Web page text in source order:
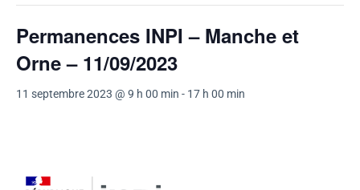
Permanences INPI – Manche et
Orne – 11/09/2023
11 septembre 2023 @ 9 h 00 min - 17 h 00 min